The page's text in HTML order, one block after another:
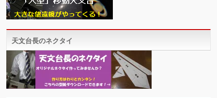
天文台長のネクタイ